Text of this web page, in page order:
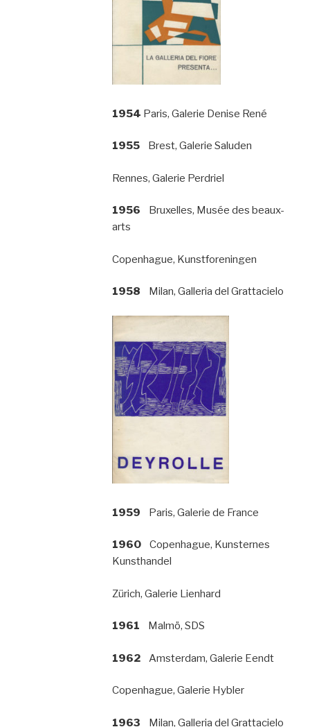
1954 Paris, Galerie Denise René
1955Brest, Galerie Saluden
Rennes, Galerie Perdriel
1956 Bruxelles, Musée des beaux-
arts
Copenhague, Kunstforeningen
1958 Milan, Galleria del Grattacielo
1959 Paris, Galerie de France
1960Copenhague, Kunsternes
Kunsthandel
Zürich, Galerie Lienhard
1961 Malmö, SDS
1962Amsterdam, Galerie Eendt
Copenhague, Galerie Hybler
1963 Milan, Galleria del Grattacielo